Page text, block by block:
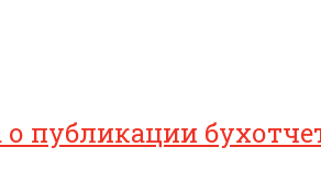
публикации